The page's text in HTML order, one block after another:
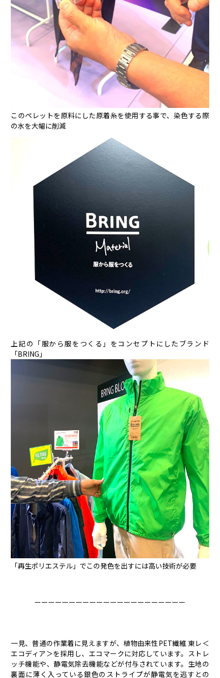
このペレットを原料にした原着糸を使用する事で、染色する際
の水を大幅に削減
上記の「服から服をつくる」をコンセプトにしたブランド
「BRING」
「再生ポリエステル」でこの発色を出すには高い技術が必要
ーーーーーーーーーーーーーーーーーーーーーー
一見、普通の作業着に見えますが、植物由来性PET繊維 東レ＜
エコディア＞を採用し、エコマークに対応しています。ストレ
ッチ機能や、静電気除去機能などが付与されています。生地の
裏面に薄く入っている銀色のストライプが静電気を逃すとの